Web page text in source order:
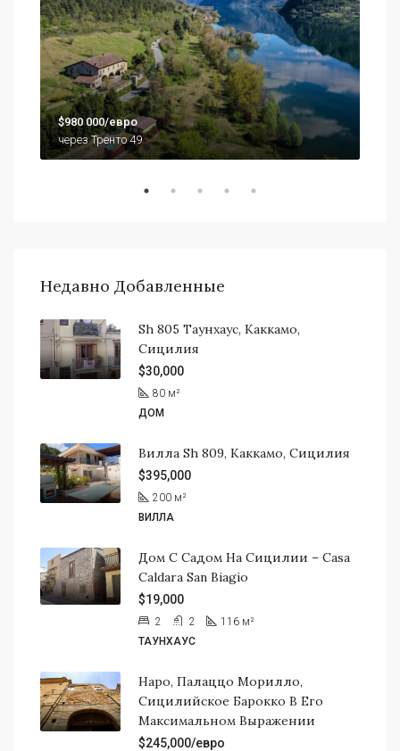
$980 000/евро
через Тренто 49
Недавно Добавленные
Sh 805 Таунхаус, Каккамо,
Сицилия
$30,000
80 м²
ДОМ
Вилла Sh 809, Каккамо, Сицилия
$395,000
200 м²
ВИЛЛА
Дом С Садом На Сицилии – Casa
Caldara San Biagio
$19,000
2 2 116 м²
ТАУНХАУС
Наро, Палаццо Морилло,
Сицилийское Барокко В Его
Максимальном Выражении
$245,000/евро